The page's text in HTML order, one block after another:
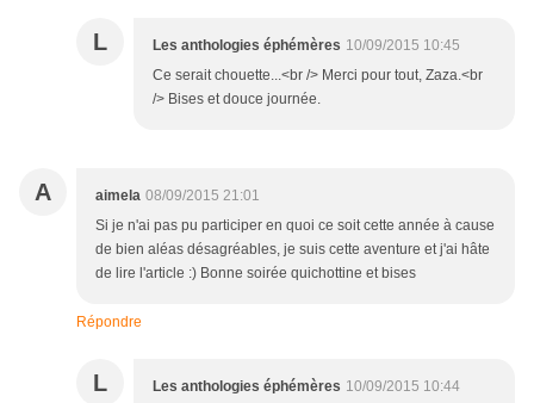
L Les anthologies éphémères 10/09/2015 10:45
Ce serait chouette...<br /> Merci pour tout, Zaza.<br
/> Bises et douce journée.
A aimela 08/09/2015 21:01
Si je n'ai pas pu participer en quoi ce soit cette année à cause
de bien aléas désagréables, je suis cette aventure et j'ai hâte
de lire l'article :) Bonne soirée quichottine et bises
Répondre
L Les anthologies éphémères 10/09/2015 10:44